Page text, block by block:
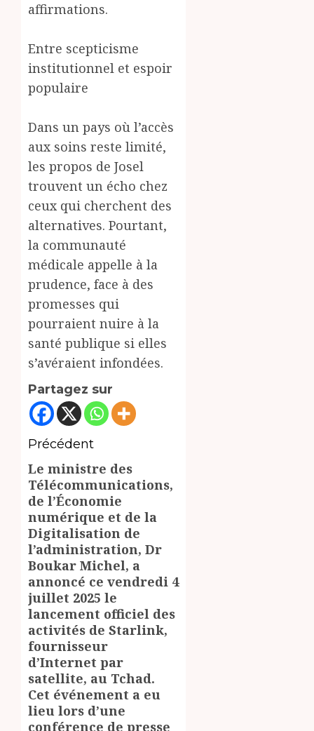
affirmations.
Entre scepticisme
institutionnel et espoir
populaire
Dans un pays où l’accès
aux soins reste limité,
les propos de Josel
trouvent un écho chez
ceux qui cherchent des
alternatives. Pourtant,
la communauté
médicale appelle à la
prudence, face à des
promesses qui
pourraient nuire à la
santé publique si elles
s’avéraient infondées.
Partagez sur
Navigation
d’article
Précédent
Article
précédent:
Le ministre des
Télécommunications,
de l’Économie
numérique et de la
Digitalisation de
l’administration, Dr
Boukar Michel, a
annoncé ce vendredi 4
juillet 2025 le
lancement officiel des
activités de Starlink,
fournisseur
d’Internet par
satellite, au Tchad.
Cet événement a eu
lieu lors d’une
conférence de presse